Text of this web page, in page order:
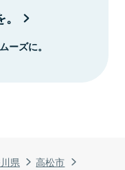
県
高松市
ーズに。